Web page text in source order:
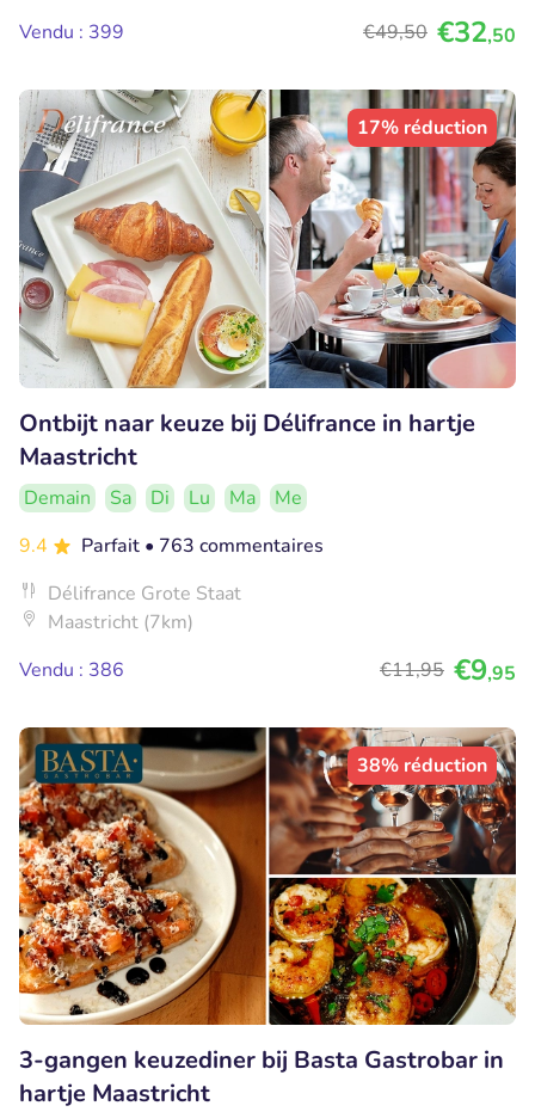
Vendu : 399
€49,50 €32,50
17% réduction
Ontbijt naar keuze bij Délifrance in hartje
Maastricht
Demain Sa Di Lu Ma
Me
9.4
Parfait • 763 commentaires
Délifrance Grote Staat
Maastricht (7km)
Vendu : 386
€11,95 €9,95
38% réduction
3-gangen keuzediner bij Basta Gastrobar in
hartje Maastricht